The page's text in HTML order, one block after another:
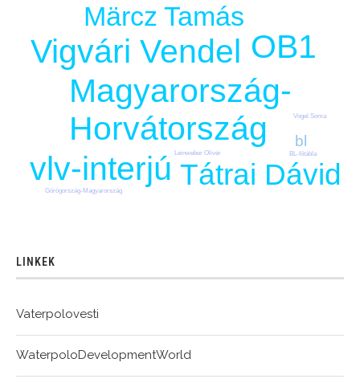
Magyarország-
Horvátország
OB1
Vigvári Vendel
vlv-interjú Tátrai Dávid
Märcz Tamás
bl
BL-főtábla
Görögország-Magyarország
Leinweber Olivér
Vogel Soma
LINKEK
Vaterpolovesti
WaterpoloDevelopmentWorld